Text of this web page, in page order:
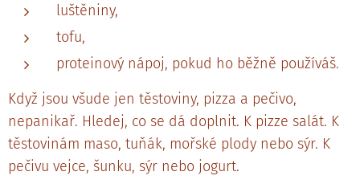
luštěniny,
tofu,
proteinový nápoj, pokud ho běžně používáš.
Když jsou všude jen těstoviny, pizza a pečivo,
nepanikař. Hledej, co se dá doplnit. K pizze salát. K
těstovinám maso, tuňák, mořské plody nebo sýr. K
pečivu vejce, šunku, sýr nebo jogurt.